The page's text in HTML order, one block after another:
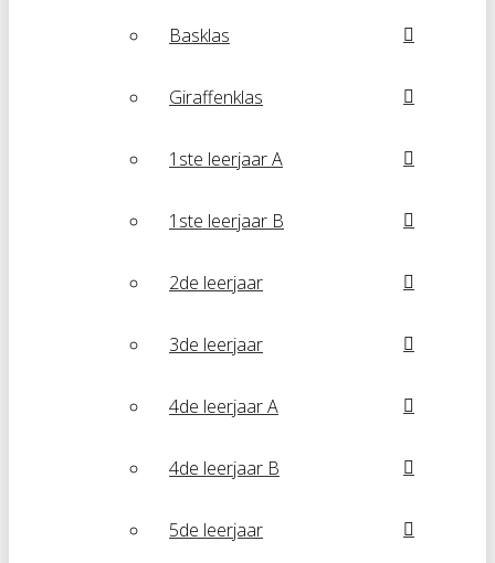
Basklas
Giraffenklas
1ste leerjaar A
1ste leerjaar B
2de leerjaar
3de leerjaar
4de leerjaar A
4de leerjaar B
5de leerjaar